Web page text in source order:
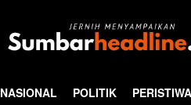
NASIONAL POLITIK PERISTIWA